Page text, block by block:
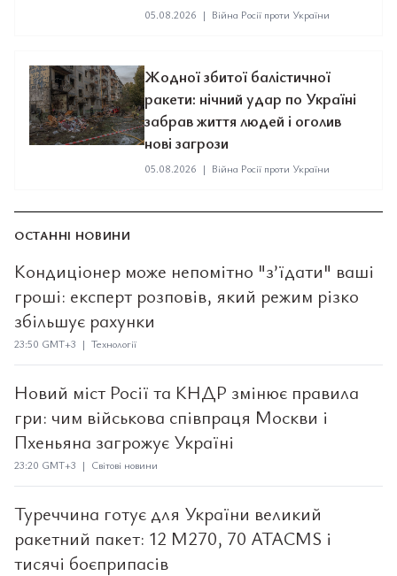
05.08.2026 | Війна Росії проти України
Жодної збитої балістичної
ракети: нічний удар по Україні
забрав життя людей і оголив
нові загрози
05.08.2026 | Війна Росії проти України
ОСТАННІ НОВИНИ
Кондиціонер може непомітно "з’їдати" ваші
гроші: експерт розповів, який режим різко
збільшує рахунки
23:50 GMT+3 | Технології
Новий міст Росії та КНДР змінює правила
гри: чим військова співпраця Москви і
Пхеньяна загрожує Україні
23:20 GMT+3 | Світові новини
Туреччина готує для України великий
ракетний пакет: 12 M270, 70 ATACMS і
тисячі боєприпасів